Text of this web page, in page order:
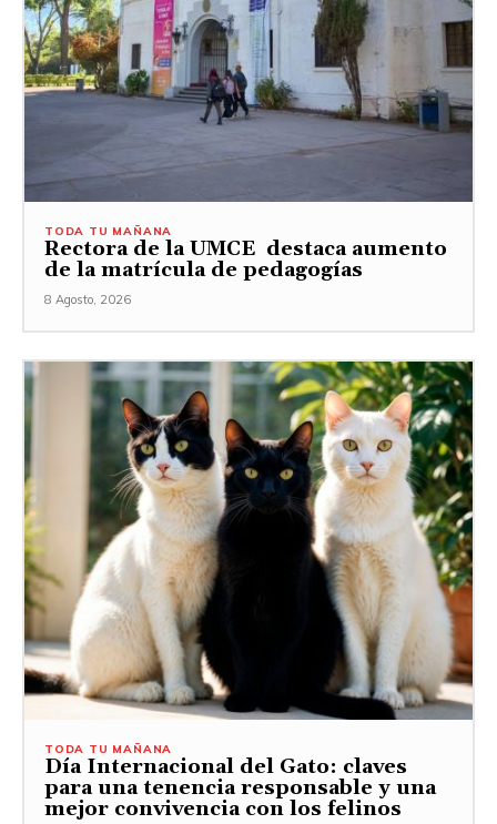
TODA TU MAÑANA
Rectora de la UMCE destaca aumento
de la matrícula de pedagogías
8 Agosto, 2026
TODA TU MAÑANA
Día Internacional del Gato: claves
para una tenencia responsable y una
mejor convivencia con los felinos